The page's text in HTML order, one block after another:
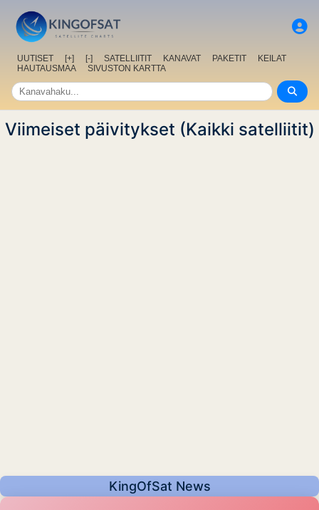
UUTISET [+] [-] SATELLIITIT KANAVAT PAKETIT
KEILAT
HAUTAUSMAA
SIVUSTON KARTTA
Viimeiset päivitykset (Kaikki satelliitit)
KingOfSat News